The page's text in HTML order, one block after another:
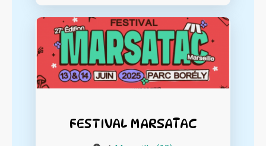
FESTIVAL MARSATAC